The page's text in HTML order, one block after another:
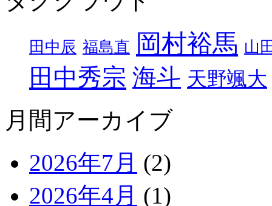
田中辰 福島直 岡村裕馬 山
田中秀宗 海斗 天野颯大
月間アーカイブ
2026年7月 (2)
2026年4月 (1)